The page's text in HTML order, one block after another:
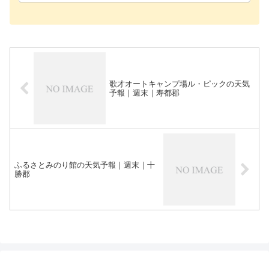
歌才オートキャンプ場ル・ピックの天気
予報｜週末｜寿都郡
ふるさとみのり館の天気予報｜週末｜十
勝郡